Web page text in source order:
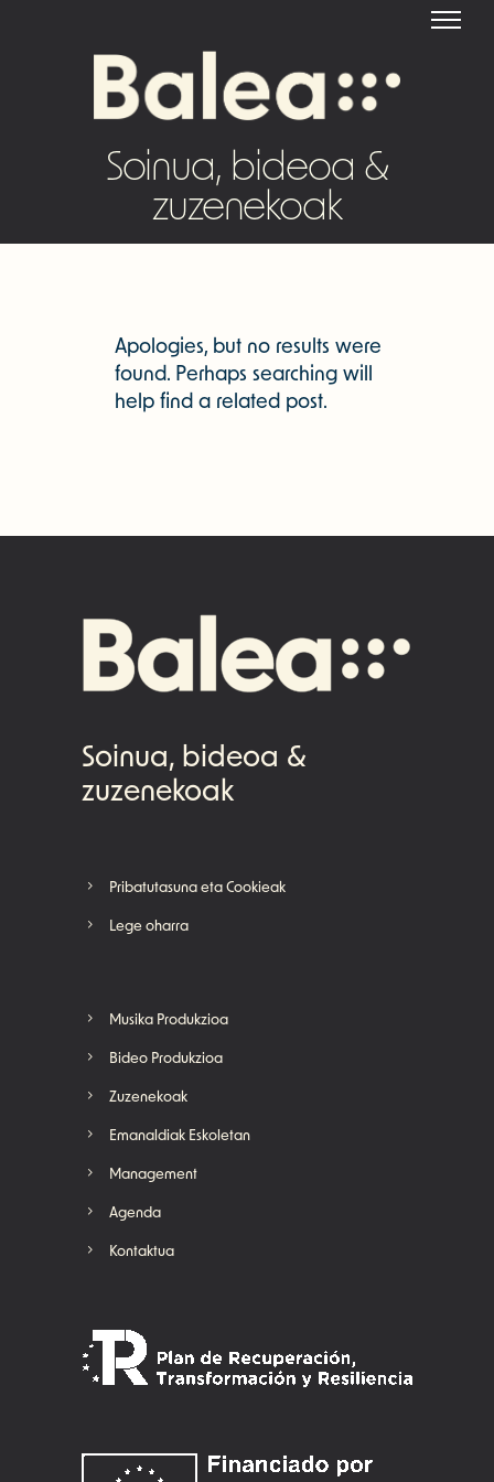
Soinua, bideoa &
zuzenekoak
Apologies, but no results were
found. Perhaps searching will
help find a related post.
Soinua, bideoa &
zuzenekoak
Pribatutasuna eta Cookieak
Lege oharra
Musika Produkzioa
Bideo Produkzioa
Zuzenekoak
Emanaldiak Eskoletan
Management
Agenda
Kontaktua